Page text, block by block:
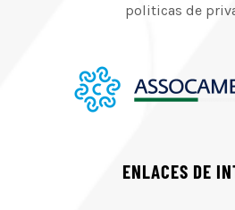
politicas de
ENLACES DE